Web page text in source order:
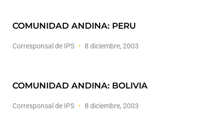
COMUNIDAD ANDINA: PERU
Corresponsal de IPS 8 diciembre, 2003
COMUNIDAD ANDINA: BOLIVIA
Corresponsal de IPS 8 diciembre, 2003